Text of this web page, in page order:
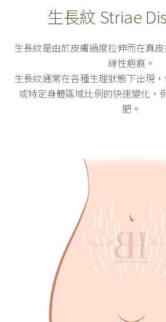
生長紋 Striae
生長紋是由於皮膚過度拉伸而在真
線性疤痕。
生長紋通常在各種生理狀態下出現
或特定身體區域比例的快速變化，
肥。